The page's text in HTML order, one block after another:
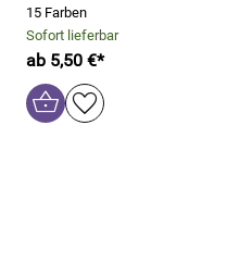
15 Farben
Sofort lieferbar
ab 5,50 €*